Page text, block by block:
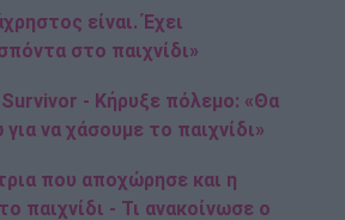
είναι. Έχει
στο παιχνίδι»
- Κήρυξε πόλεμο: «Θα
να χάσουμε το παιχνίδι»
που αποχώρησε και η
παιχνίδι - Τι ανακοίνωσε ο